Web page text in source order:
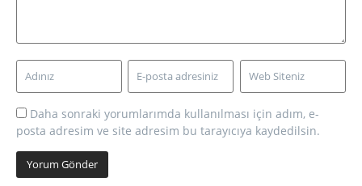
Daha sonraki yorumlarımda kullanılması için adım, e-
posta adresim ve site adresim bu tarayıcıya kaydedilsin.